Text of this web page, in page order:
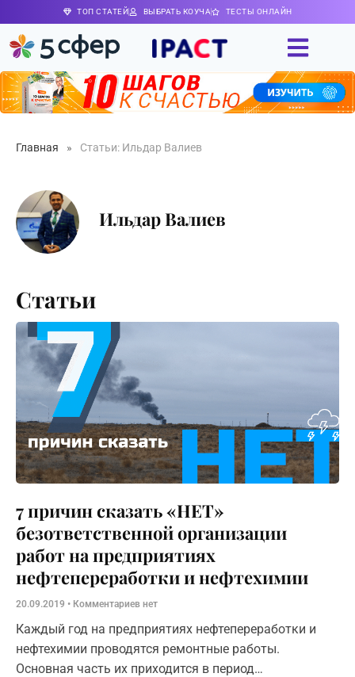
ТОП СТАТЕЙ ВЫБРАТЬ КОУЧА ТЕСТЫ ОНЛАЙН
Главная » Статьи: Ильдар Валиев
Ильдар Валиев
Статьи
7 причин сказать «НЕТ»
безответственной организации
работ на предприятиях
нефтепереработки и нефтехимии
20.09.2019 Комментариев нет
Каждый год на предприятиях нефтепереработки и
нефтехимии проводятся ремонтные работы.
Основная часть их приходится в период